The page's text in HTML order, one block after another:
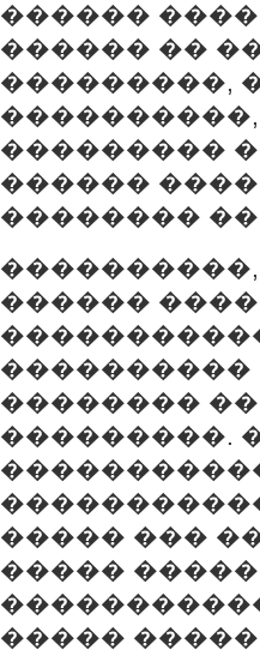
������
������ ��
���������,
���������
������
��������
������
����������
��������
���������.
����� ���
����� �����
�����